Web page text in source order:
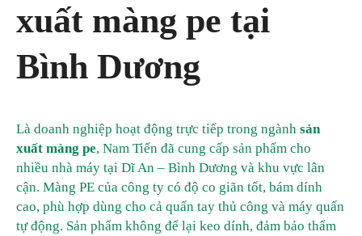
xuất màng pe tại
Bình Dương
Là doanh nghiệp hoạt động trực tiếp trong ngành sản
xuất màng pe, Nam Tiến đã cung cấp sản phẩm cho
nhiều nhà máy tại Dĩ An – Bình Dương và khu vực lân
cận. Màng PE của công ty có độ co giãn tốt, bám dính
cao, phù hợp dùng cho cả quấn tay thủ công và máy quấn
tự động. Sản phẩm không để lại keo dính, đảm bảo thẩm